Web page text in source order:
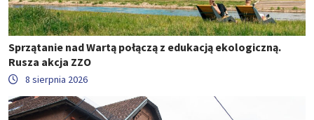
Sprzątanie nad Wartą połączą z edukacją ekologiczną.
Rusza akcja ZZO
8 sierpnia 2026